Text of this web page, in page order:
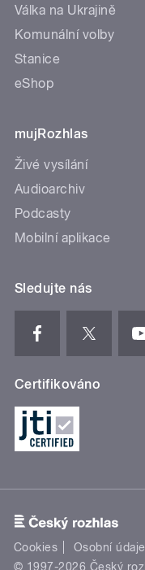
Válka na Ukrajině
Komunální volby
Stanice
eShop
mujRozhlas
Živé vysílání
Audioarchiv
Podcasty
Mobilní aplikace
Sledujte nás
Certifikováno
Cookies Osobní údaje
© 1997-2026 Český